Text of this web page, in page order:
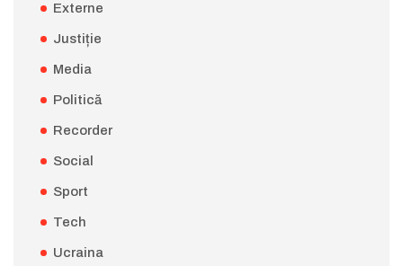
Externe
Justiție
Media
Politică
Recorder
Social
Sport
Tech
Ucraina